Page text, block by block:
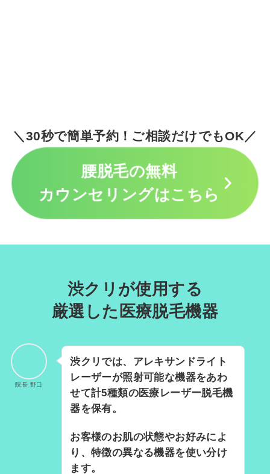
＼30秒で簡単予約！ご相談だけでもOK／
腰脱毛の無料
カウンセリングはこちら
渋クリが使用する
厳選した医療脱毛機器
院長 野口
渋クリでは、アレキサンドライト
レーザーが照射可能な機器をあわ
せて計5種類の医療レーザー脱毛機
器を保有。
お客様のお肌の状態やお好みによ
り、特徴の異なる機器を使い分け
ます。